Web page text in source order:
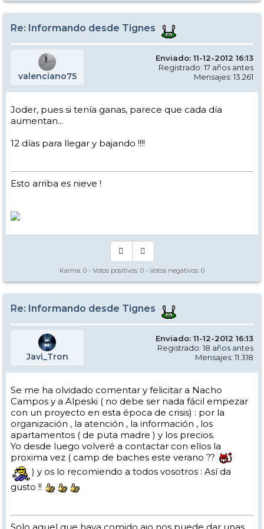
Re: Informando desde Tignes
valenciano75
Enviado: 11-12-2012 16:13
Registrado: 17 años antes
Mensajes: 13.261
Joder, pues si tenía ganas, parece que cada día
aumentan...
12 días para llegar y bajando !!!!
Esto arriba es nieve !
Karma: 0 - Votos positivos: 0 - Votos negativos: 0
Re: Informando desde Tignes
Javi_Tron
Enviado: 11-12-2012 16:13
Registrado: 18 años antes
Mensajes: 11.318
Se me ha olvidado comentar y felicitar a Nacho
Campos y a Alpeski ( no debe ser nada fácil empezar
con un proyecto en esta época de crisis) : por la
organización , la atención , la información , los
apartamentos ( de puta madre ) y los precios.
Yo desde luego volveré a contactar con ellos la
proxima vez ( camp de baches este verano ??
) y os lo recomiendo a todos vosotros : Así da
gusto !!